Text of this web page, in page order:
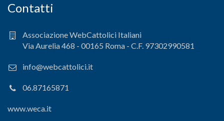
Contatti
Associazione WebCattolici Italiani
Via Aurelia 468 - 00165 Roma - C.F. 97302990581
info@webcattolici.it
06.87165871
www.weca.it